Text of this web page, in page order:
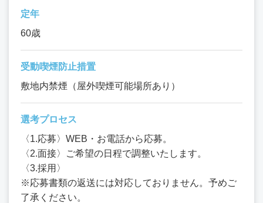
定年
60歳
受動喫煙防止措置
敷地内禁煙（屋外喫煙可能場所あり）
選考プロセス
〈1.応募〉WEB・お電話から応募。
〈2.面接〉ご希望の日程で調整いたします。
〈3.採用〉
※応募書類の返送には対応しておりません。予めご
了承ください。